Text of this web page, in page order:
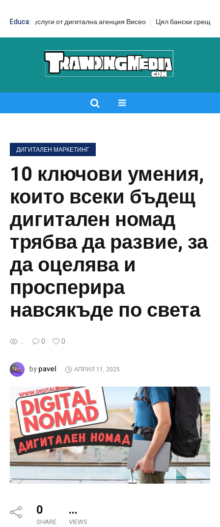
Educa:
от дигитална агенция Висео Цял бански срещу бански от
ДИГИТАЛЕН МАРКЕТИНГ
10 ключови умения,
които всеки бъдещ
дигитален номад
трябва да развие, за
да оцелява и
просперира
навсякъде по света
... 0 0
bypavel АПРИЛ 11, 2025
0
SHARE
...
VIEWS